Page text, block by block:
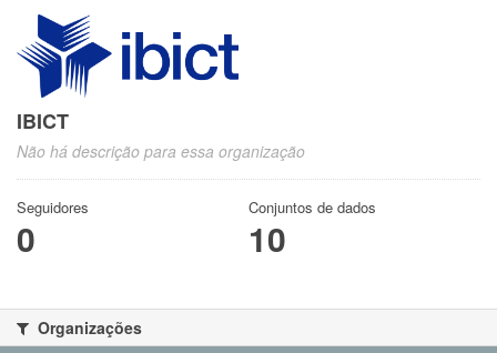
IBICT
Não há descrição para essa organização
Seguidores
0
Conjuntos de dados
10
Organizações